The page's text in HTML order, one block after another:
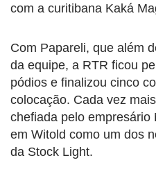
com a curitibana Kaká
Com Papareli, que além
da equipe, a RTR ficou
pódios e finalizou cinco
colocação. Cada vez
chefiada pelo empresário
em Witold como um dos
da Stock Light.